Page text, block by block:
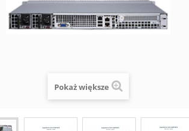
Pokaż większe